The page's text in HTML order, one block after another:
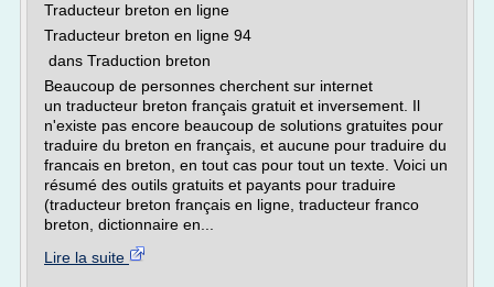
Traducteur breton en ligne
Traducteur breton en ligne 94
dans Traduction breton
Beaucoup de personnes cherchent sur internet
un traducteur breton français gratuit et inversement. Il
n'existe pas encore beaucoup de solutions gratuites pour
traduire du breton en français, et aucune pour traduire du
francais en breton, en tout cas pour tout un texte. Voici un
résumé des outils gratuits et payants pour traduire
(traducteur breton français en ligne, traducteur franco
breton, dictionnaire en...
Lire la suite